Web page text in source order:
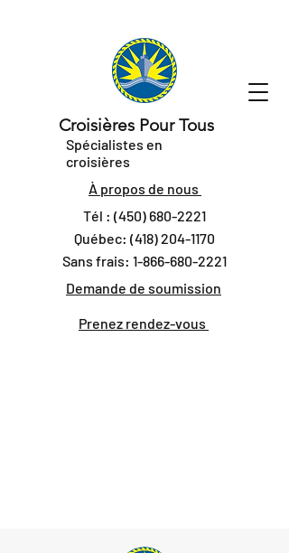
Croisières Pour Tous
Spécialistes en
croisières
À propos de nous
Tél : (450) 680-2221
Québec: (418) 204-1170
Sans frais: 1-866-680-2221
Demande de soumission
Prenez rendez-vous